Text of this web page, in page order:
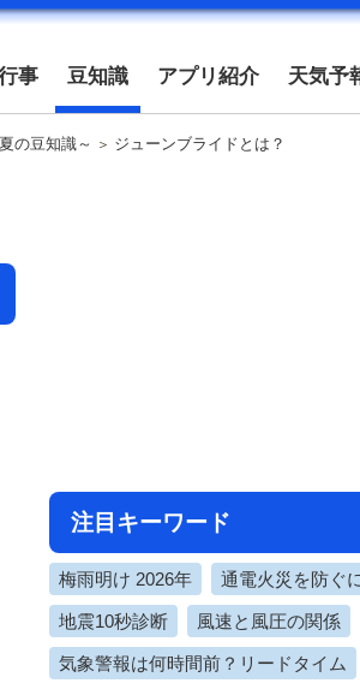
事 豆知識 アプリ紹介 天気予
の豆知識～ ジューンブライドとは？
注目キーワード
梅雨明け 2026年 通電火災を防ぐ
地震10秒診断 風速と風圧の関係
気象警報は何時間前？リードタイム